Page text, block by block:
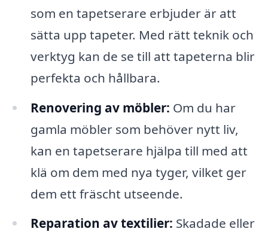
som en tapetserare erbjuder är att
sätta upp tapeter. Med rätt teknik och
verktyg kan de se till att tapeterna blir
perfekta och hållbara.
Renovering av möbler: Om du har
gamla möbler som behöver nytt liv,
kan en tapetserare hjälpa till med att
klä om dem med nya tyger, vilket ger
dem ett fräscht utseende.
Reparation av textilier: Skadade eller